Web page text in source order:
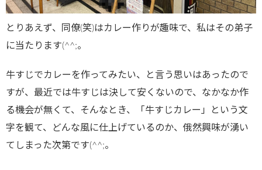
とりあえず、同僚(笑)はカレー作りが趣味で、私はその弟子
に当たります(^^;。
牛すじでカレーを作ってみたい、と言う思いはあったので
すが、最近では牛すじは決して安くないので、なかなか作
る機会が無くて、そんなとき、「牛すじカレー」という文
字を観て、どんな風に仕上げているのか、俄然興味が湧い
てしまった次第です(^^;。